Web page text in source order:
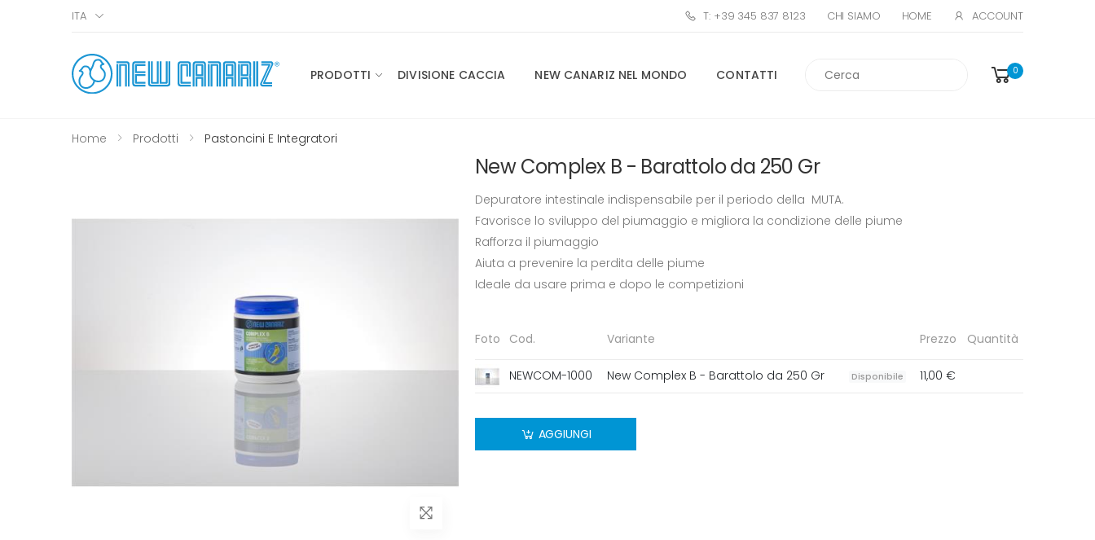
ITA T: +39 345 837 8123 CHI SIAMO HOME ACCOUNT
PRODOTTI DIVISIONE CACCIA NEW CANARIZ NEL MONDO CONTATTI 0
Home Prodotti Pastoncini E Integratori
New Complex B - Barattolo da 250 Gr
Depuratore intestinale indispensabile per il periodo della MUTA.
Favorisce lo sviluppo del piumaggio e migliora la condizione delle piume
Rafforza il piumaggio
Aiuta a prevenire la perdita delle piume
Ideale da usare prima e dopo le competizioni
Foto Cod. Variante Prezzo Quantità
NEWCOM-1000 New Complex B - Barattolo da 250 Gr Disponibile 11,00 €
AGGIUNGI